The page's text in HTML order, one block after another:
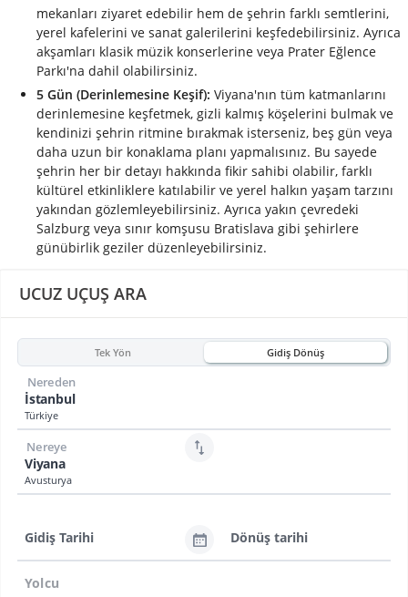
UCUZ UÇUŞ ARA
Tek Yön Gidiş Dönüş
İstanbul
Türkiye
Nereden
Viyana
Avusturya
Nereye
Gidiş Tarihi Dönüş tarihi
Yolcu
mekanları ziyaret edebilir hem de şehrin farklı semtlerini,
yerel kafelerini ve sanat galerilerini keşfedebilirsiniz. Ayrıca
akşamları klasik müzik konserlerine veya Prater Eğlence
Parkı'na dahil olabilirsiniz.
5 Gün (Derinlemesine Keşif): Viyana'nın tüm katmanlarını
derinlemesine keşfetmek, gizli kalmış köşelerini bulmak ve
kendinizi şehrin ritmine bırakmak isterseniz, beş gün veya
daha uzun bir konaklama planı yapmalısınız. Bu sayede
şehrin her bir detayı hakkında fikir sahibi olabilir, farklı
kültürel etkinliklere katılabilir ve yerel halkın yaşam tarzını
yakından gözlemleyebilirsiniz. Ayrıca yakın çevredeki
Salzburg veya sınır komşusu Bratislava gibi şehirlere
günübirlik geziler düzenleyebilirsiniz.